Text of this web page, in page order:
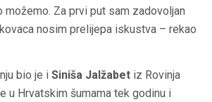
Za prvi put sam zadovoljan
nosim prelijepa iskustva – rekao
bio je i Siniša Jalžabet iz Rovinja
u Hrvatskim šumama tek godinu i